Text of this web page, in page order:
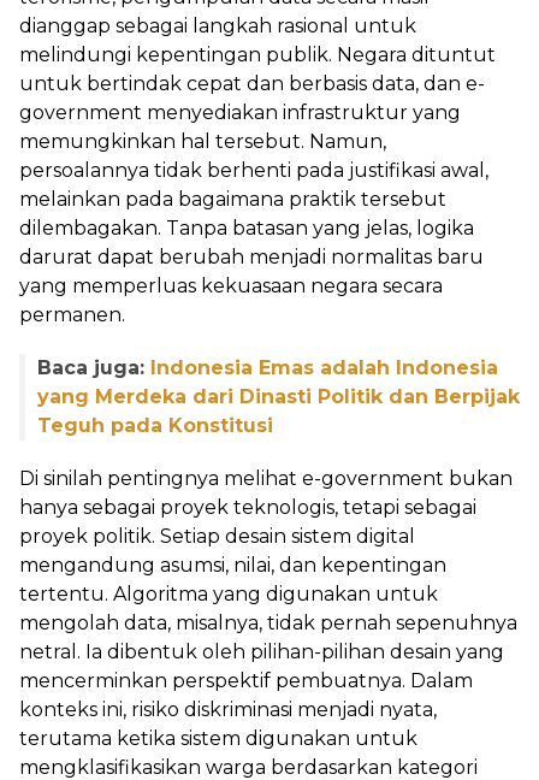
dianggap sebagai langkah rasional untuk
melindungi kepentingan publik. Negara dituntut
untuk bertindak cepat dan berbasis data, dan e-
government menyediakan infrastruktur yang
memungkinkan hal tersebut. Namun,
persoalannya tidak berhenti pada justifikasi awal,
melainkan pada bagaimana praktik tersebut
dilembagakan. Tanpa batasan yang jelas, logika
darurat dapat berubah menjadi normalitas baru
yang memperluas kekuasaan negara secara
permanen.
Baca juga: Indonesia Emas adalah Indonesia
yang Merdeka dari Dinasti Politik dan Berpijak
Teguh pada Konstitusi
Di sinilah pentingnya melihat e-government bukan
hanya sebagai proyek teknologis, tetapi sebagai
proyek politik. Setiap desain sistem digital
mengandung asumsi, nilai, dan kepentingan
tertentu. Algoritma yang digunakan untuk
mengolah data, misalnya, tidak pernah sepenuhnya
netral. Ia dibentuk oleh pilihan-pilihan desain yang
mencerminkan perspektif pembuatnya. Dalam
konteks ini, risiko diskriminasi menjadi nyata,
terutama ketika sistem digunakan untuk
mengklasifikasikan warga berdasarkan kategori